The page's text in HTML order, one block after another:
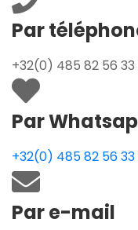
Par
+32(0) 485 82 56 33
Par
+32(0) 485 82 56 33
Par e-mail